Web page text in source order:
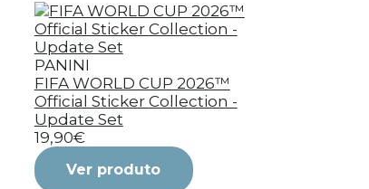
PANINI
FIFA WORLD CUP 2026™
Official Sticker Collection -
Update Set
19,90€
Ver produto